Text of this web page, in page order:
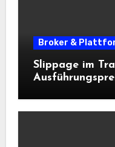
Broker &
Slippage im